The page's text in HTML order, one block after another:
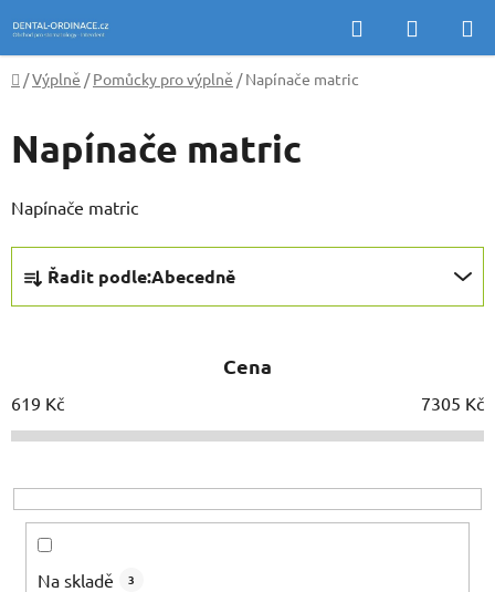
na
obsah
Hledat
KOŠÍK
Domů
/Výplně / Pomůcky pro výplně / Napínače matric
Napínače matric
Napínače matric
z
í
p
o
d
Řadit podle:Abecedně
Cena
619 Kč 7305 Kč
Na skladě 3